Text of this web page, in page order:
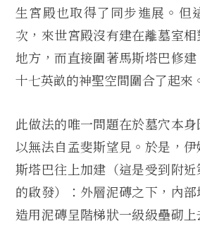
生宮殿也取得了同步進展。但
次，來世宮殿沒有建在離墓室
地方，而直接圍著馬斯塔巴修
十七英畝的神聖空間圍合了起來
此做法的唯一問題在於墓穴本
以無法自孟斐斯望見。於是，
斯塔巴往上加建（這是受到附
的啟發）：外層泥磚之下，內
造用泥磚呈階梯狀一級級壘砌